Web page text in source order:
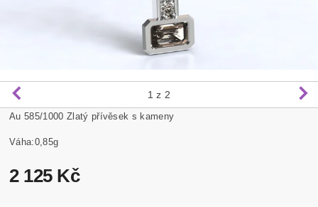
1 z 2
Au 585/1000 Zlatý přívěsek s kameny
Váha:0,85g
2 125 Kč